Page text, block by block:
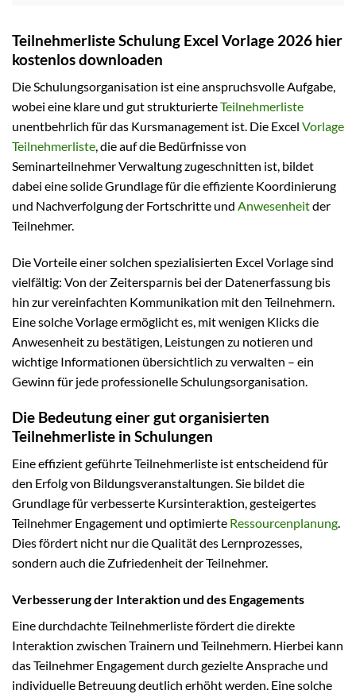
Teilnehmerliste Schulung Excel Vorlage 2026 hier
kostenlos downloaden
Die Schulungsorganisation ist eine anspruchsvolle Aufgabe,
wobei eine klare und gut strukturierteTeilnehmerliste
unentbehrlich für das Kursmanagement ist. Die Excel Vorlage
Teilnehmerliste, die auf die Bedürfnisse von
Seminarteilnehmer Verwaltung zugeschnitten ist, bildet
dabei eine solide Grundlage für die effiziente Koordinierung
und Nachverfolgung der Fortschritte und Anwesenheitder
Teilnehmer.
Die Vorteile einer solchen spezialisierten Excel Vorlage sind
vielfältig: Von der Zeitersparnis bei der Datenerfassung bis
hin zur vereinfachten Kommunikation mit den Teilnehmern.
Eine solche Vorlage ermöglicht es, mit wenigen Klicks die
Anwesenheit zu bestätigen, Leistungen zu notieren und
wichtige Informationen übersichtlich zu verwalten – ein
Gewinn für jede professionelle Schulungsorganisation.
Die Bedeutung einer gut organisierten
Teilnehmerliste in Schulungen
Eine effizient geführte Teilnehmerliste ist entscheidend für
den Erfolg von Bildungsveranstaltungen. Sie bildet die
Grundlage für verbesserte Kursinteraktion, gesteigertes
Teilnehmer Engagement und optimierte Ressourcenplanung.
Dies fördert nicht nur die Qualität des Lernprozesses,
sondern auch die Zufriedenheit der Teilnehmer.
Verbesserung der Interaktion und des Engagements
Eine durchdachte Teilnehmerliste fördert die direkte
Interaktion zwischen Trainern und Teilnehmern. Hierbei kann
das Teilnehmer Engagement durch gezielte Ansprache und
individuelle Betreuung deutlich erhöht werden. Eine solche